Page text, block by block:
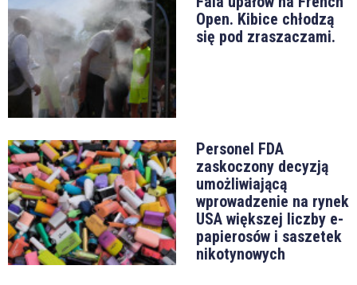
Open. Kibice chłodzą
się pod zraszaczami.
Personel FDA
zaskoczony decyzją
umożliwiającą
wprowadzenie na rynek
USA większej liczby e-
papierosów i saszetek
nikotynowych